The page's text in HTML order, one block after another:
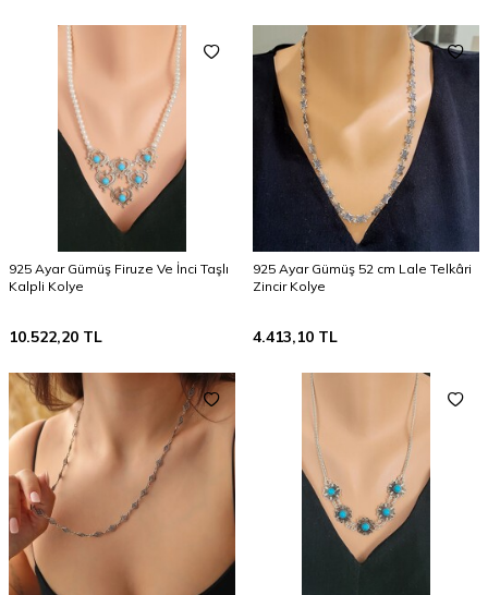
925 Ayar Gümüş Firuze Ve İnci Taşlı
Kalpli Kolye
10.522,20 TL
925 Ayar Gümüş 52 cm Lale Telkâri
Zincir Kolye
4.413,10 TL